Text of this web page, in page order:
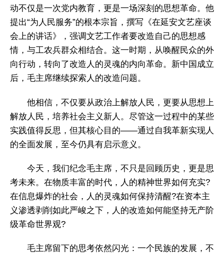
动不仅是一次党内教育，更是一场深刻的思想革命。他
提出“为人民服务”的根本宗旨，撰写《在延安文艺座谈
会上的讲话》，强调文艺工作者要改造自己的思想感
情，与工农兵群众相结合。这一时期，从唤醒民众的外
向行动，转向了改造人的灵魂的内向革命。新中国成立
后，毛主席继续探索人的改造问题。
他相信，不仅要从政治上解放人民，更要从思想上
解放人民，培养社会主义新人。尽管这一过程中的某些
实践值得反思，但其核心目的——通过自我革新实现人
的全面发展，至今仍具有启示意义。
今天，我们纪念毛主席，不只是回顾历史，更是思
考未来。在物质丰富的时代，人的精神世界如何充实?
在信息爆炸的社会，人的灵魂如何保持清醒?在资本主
义渗透剥削如此严峻之下，人的改造如何能坚持无产阶
级革命世界观?
毛主席留下的思考依然闪光：一个民族的发展，不